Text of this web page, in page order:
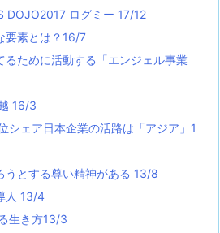
DOJO2017 ログミー 17/12
要素とは？16/7
るために活動する「エンジェル事業
16/3
シェア日本企業の活路は「アジア」1
うとする尊い精神がある 13/8
人 13/4
生き方13/3